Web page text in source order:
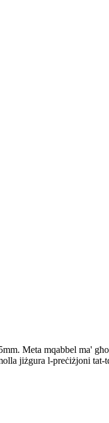
Meta mqabbel ma'
jiżgura l-preċiżjoni tat-